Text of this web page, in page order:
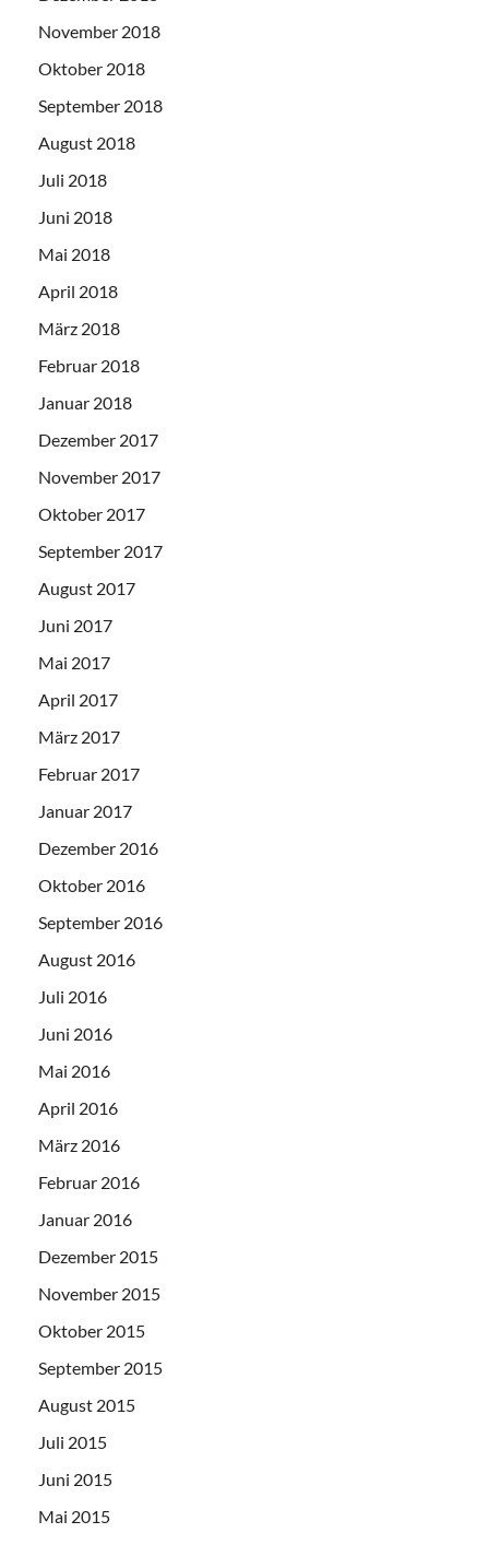
November 2018
Oktober 2018
September 2018
August 2018
Juli 2018
Juni 2018
Mai 2018
April 2018
März 2018
Februar 2018
Januar 2018
Dezember 2017
November 2017
Oktober 2017
September 2017
August 2017
Juni 2017
Mai 2017
April 2017
März 2017
Februar 2017
Januar 2017
Dezember 2016
Oktober 2016
September 2016
August 2016
Juli 2016
Juni 2016
Mai 2016
April 2016
März 2016
Februar 2016
Januar 2016
Dezember 2015
November 2015
Oktober 2015
September 2015
August 2015
Juli 2015
Juni 2015
Mai 2015